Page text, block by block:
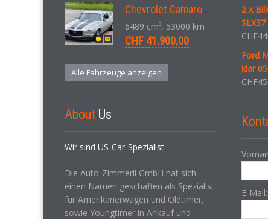
Chevrolet Camaro SS 396 LS3 Coupe Aut. 1971
6489 cm³, 53000 km
CHF 41.900,00
Alle Fahrzeuge anzeigen
About Us
Wir sind US-Car-Spezialist
Die Auto-Zimmerli GmbH hat sich
einen Namen geschaffen als Spezialist
für Amerikanerwagen und Oldtimer,
sowie Youngtimer in Ankauf und
2 x
CHF
Ford
klar
CHF
E-Mail: